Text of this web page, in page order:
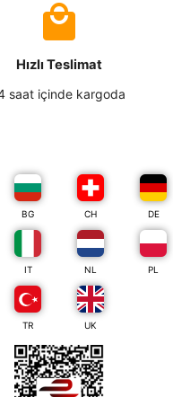
Hızlı Teslimat
saat içinde kargoda
BG CH DE
IT NL PL
TR UK